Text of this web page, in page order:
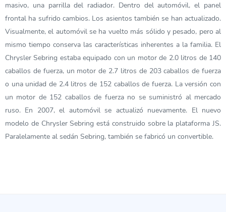
masivo, una parrilla del radiador. Dentro del automóvil, el panel
frontal ha sufrido cambios. Los asientos también se han actualizado.
Visualmente, el automóvil se ha vuelto más sólido y pesado, pero al
mismo tiempo conserva las características inherentes a la familia. El
Chrysler Sebring estaba equipado con un motor de 2.0 litros de 140
caballos de fuerza, un motor de 2.7 litros de 203 caballos de fuerza
o una unidad de 2.4 litros de 152 caballos de fuerza. La versión con
un motor de 152 caballos de fuerza no se suministró al mercado
ruso. En 2007, el automóvil se actualizó nuevamente. El nuevo
modelo de Chrysler Sebring está construido sobre la plataforma JS.
Paralelamente al sedán Sebring, también se fabricó un convertible.